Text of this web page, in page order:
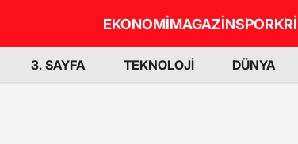
EKONOMİMAGAZİNSPOR
3. SAYFA TEKNOLOJİ DÜNYA